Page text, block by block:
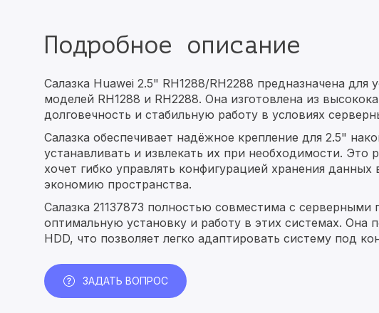
Подробное описание
Салазка Huawei 2.5" RH1288/RH2288 предназначена для
моделей RH1288 и RH2288. Она изготовлена из
долговечность и стабильную работу в условиях
Салазка обеспечивает надёжное крепление для 2.5"
устанавливать и извлекать их при необходимости. Это
хочет гибко управлять конфигурацией хранения
экономию пространства.
Салазка 21137873 полностью совместима с серверными
оптимальную установку и работу в этих системах.
HDD, что позволяет легко адаптировать систему под
ЗАДАТЬ ВОПРОС